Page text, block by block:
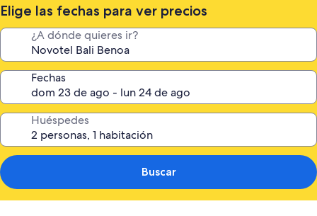
4.5
estrellas
Elige las fechas para ver precios
¿A dónde quieres ir?
Fechas
Huéspedes
Buscar